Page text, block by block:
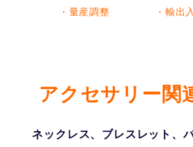
・量産調整
・輸出
アクセサリー関
ネックレス、ブレスレット、